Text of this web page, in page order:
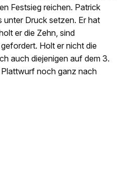
Festsieg reichen. Patrick
unter Druck setzen. Er hat
er die Zehn, sind
Holt er nicht die
auch diejenigen auf dem 3.
noch ganz nach